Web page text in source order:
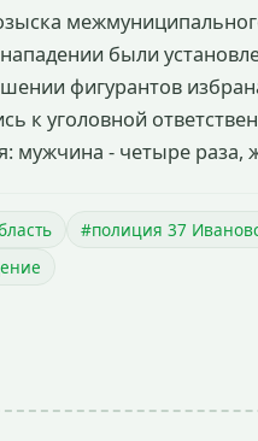
были
фигурантов
к уголовной
мужчина - четыре раза,
#полиция 37